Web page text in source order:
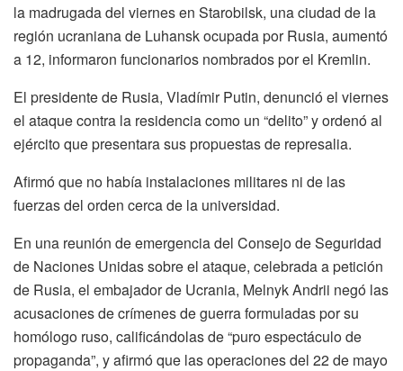
la madrugada del viernes en Starobilsk, una ciudad de la
región ucraniana de Luhansk ocupada por Rusia, aumentó
a 12, informaron funcionarios nombrados por el Kremlin.
El presidente de Rusia, Vladímir Putin, denunció el viernes
el ataque contra la residencia como un “delito” y ordenó al
ejército que presentara sus propuestas de represalia.
Afirmó que no había instalaciones militares ni de las
fuerzas del orden cerca de la universidad.
En una reunión de emergencia del Consejo de Seguridad
de Naciones Unidas sobre el ataque, celebrada a petición
de Rusia, el embajador de Ucrania, Melnyk Andrii negó las
acusaciones de crímenes de guerra formuladas por su
homólogo ruso, calificándolas de “puro espectáculo de
propaganda”, y afirmó que las operaciones del 22 de mayo